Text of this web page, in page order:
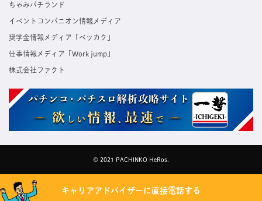
ちゃみパチランド
イベントコンパニオン情報メディア
奨学金情報メディア「ベッカク」
仕事情報メディア「Work jump」
株式会社ファクト
© 2021 PACHINKO HeRos.
キャリアアドバイザーに直接電話する